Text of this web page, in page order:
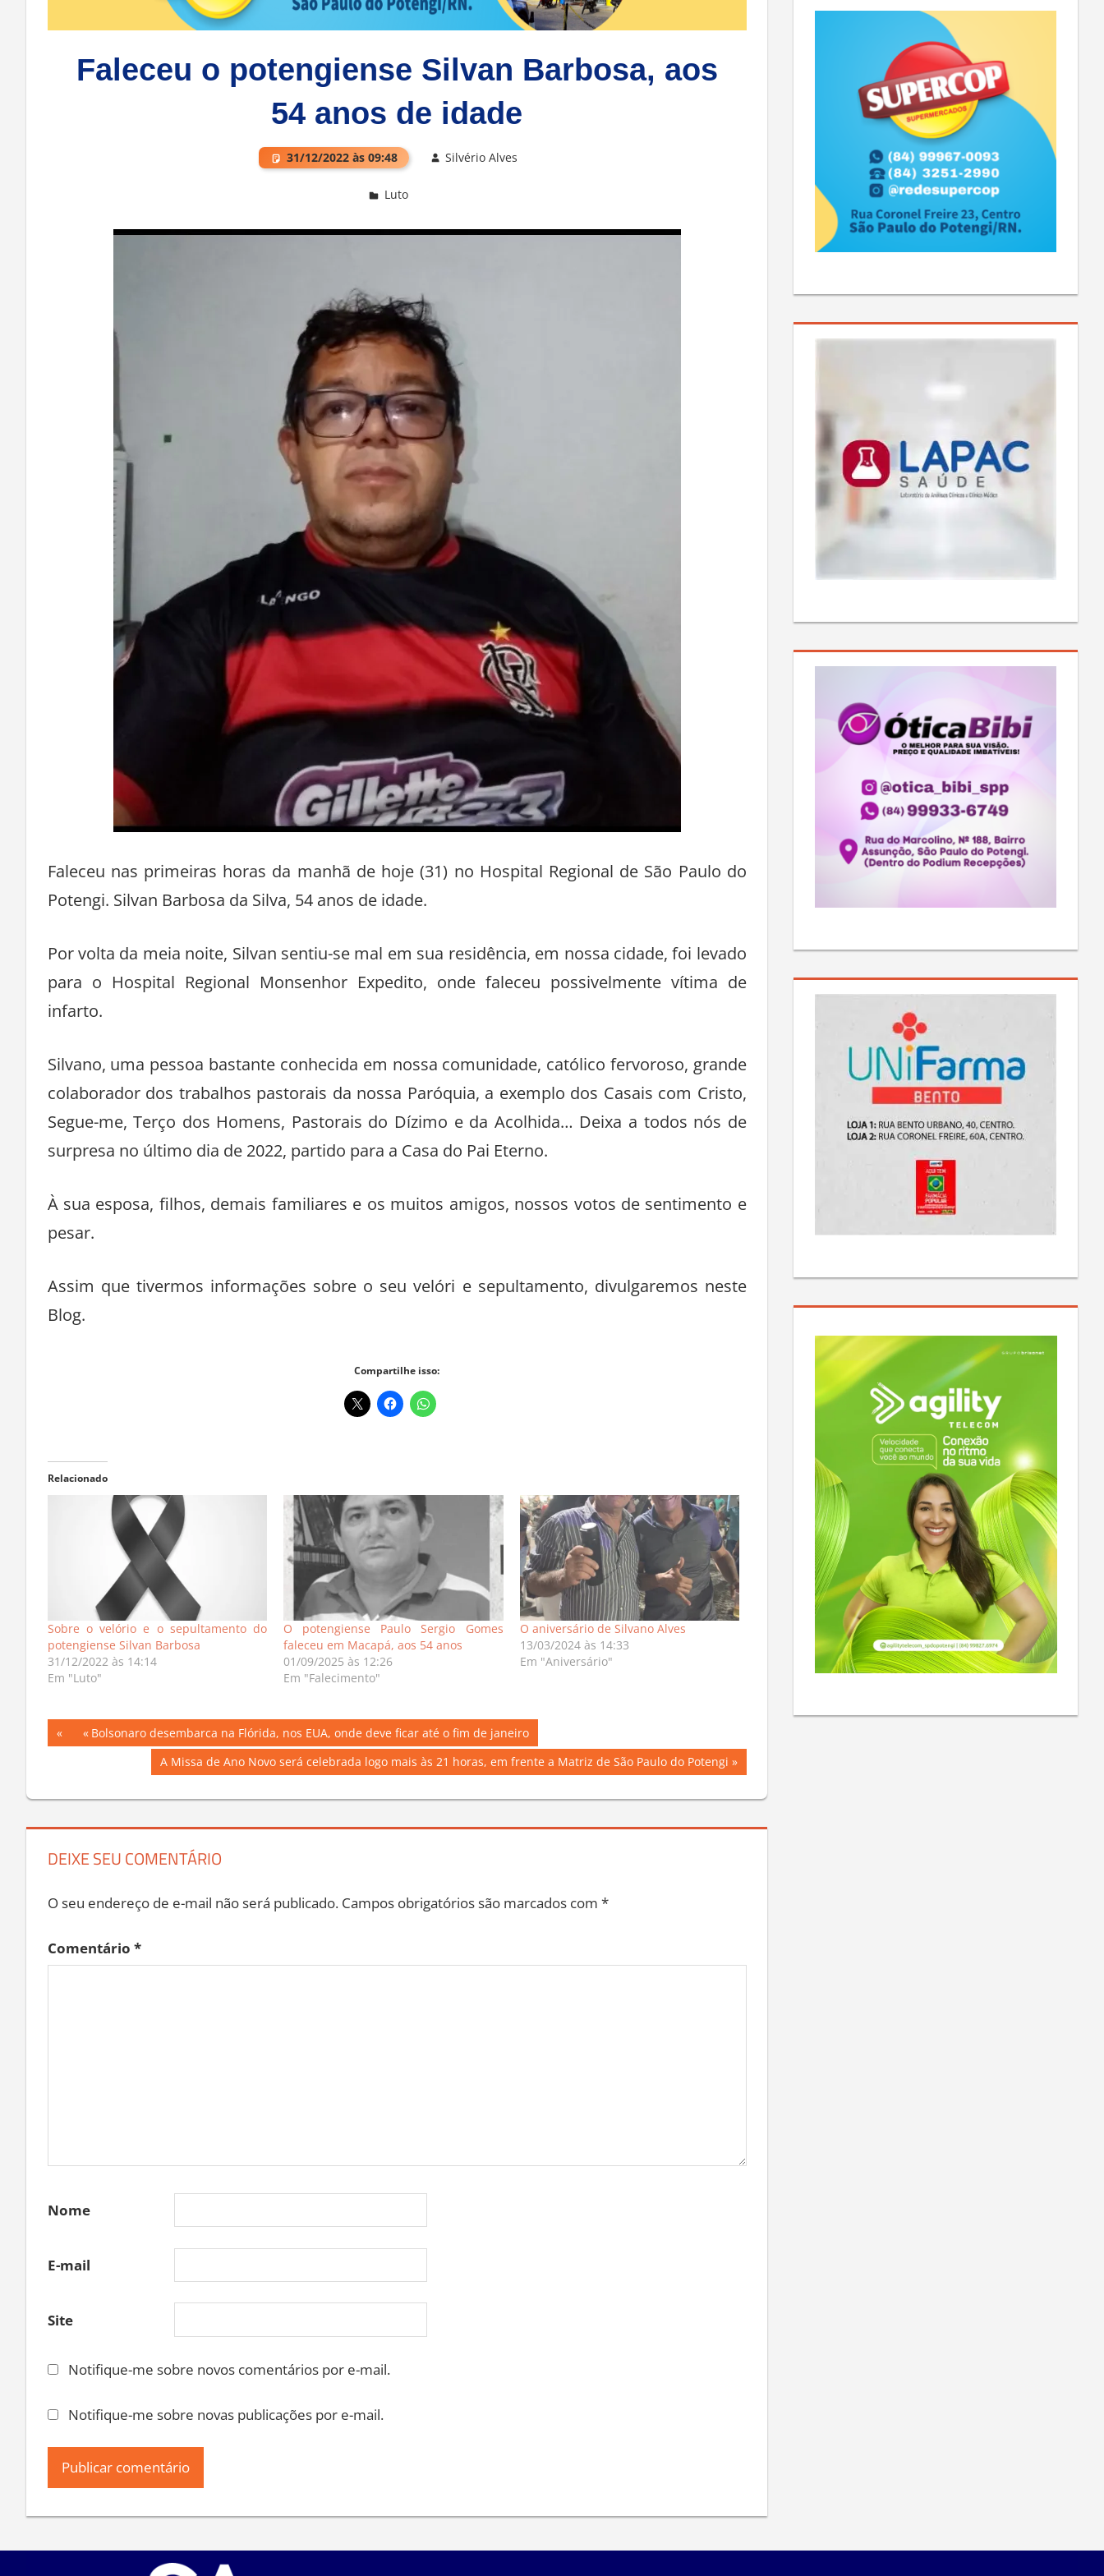
Faleceu o potengiense Silvan Barbosa, aos
54 anos de idade
31/12/2022 às 09:48
Faleceu nas primeiras horas da manhã de hoje (31) no Hospital Regional de São Paulo do
Potengi. Silvan Barbosa da Silva, 54 anos de idade.
Por volta da meia noite, Silvan sentiu-se mal em sua residência, em nossa cidade, foi levado
para o Hospital Regional Monsenhor Expedito, onde faleceu possivelmente vítima de
infarto.
Silvano, uma pessoa bastante conhecida em nossa comunidade, católico fervoroso, grande
colaborador dos trabalhos pastorais da nossa Paróquia, a exemplo dos Casais com Cristo,
Segue-me, Terço dos Homens, Pastorais do Dízimo e da Acolhida… Deixa a todos nós de
surpresa no último dia de 2022, partido para a Casa do Pai Eterno.
À sua esposa, filhos, demais familiares e os muitos amigos, nossos votos de sentimento e
pesar.
Assim que tivermos informações sobre o seu velóri e sepultamento, divulgaremos neste
Blog.
Compartilhe isso:
Sobre o velório e o sepultamento do
potengiense Silvan Barbosa
31/12/2022 às 14:14
O potengiense Paulo Sergio Gomes
faleceu em Macapá, aos 54 anos
01/09/2025 às 12:26
O aniversário de Silvano Alves
13/03/2024 às 14:33
Navegação
Post
PreviousBolsonaro desembarca na Flórida, nos EUA, onde deve ficar até o fim de janeiro
Next
A Missa de Ano Novo será celebrada logo mais às 21 horas, em frente a Matriz de São Paulo do Potengi
DEIXE SEU COMENTÁRIO
O seu endereço de e-mail não será publicado. Campos obrigatórios são marcados com
Comentário
Nome
E-mail
Site
Notifique-me sobre novos comentários por e-mail.
Notifique-me sobre novas publicações por e-mail.